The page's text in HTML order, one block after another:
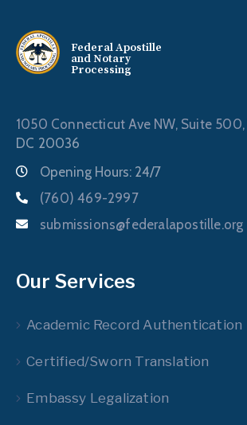
Federal Apostille
and Notary
Processing
1050 Connecticut Ave NW, Suite
DC 20036
Opening Hours: 24/7
(760) 469-2997
submissions@federalapostille.org
Our Services
Academic Record Authentication
Certified/Sworn Translation
Embassy Legalization